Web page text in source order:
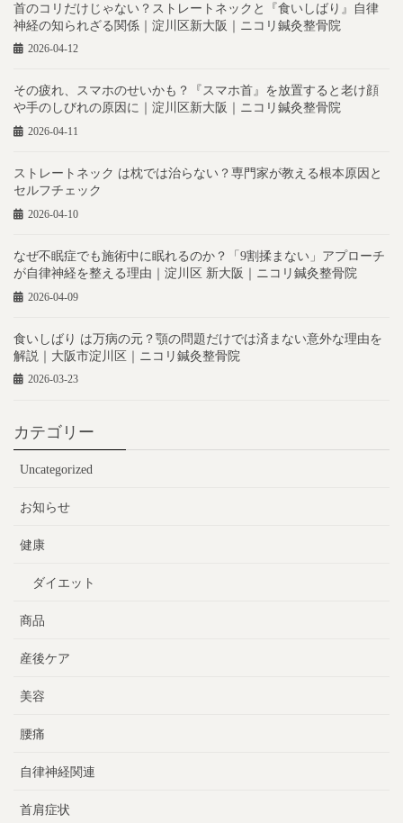
首のコリだけじゃない？ストレートネックと『食いしばり』自律
神経の知られざる関係｜淀川区新大阪｜ニコリ鍼灸整骨院
2026-04-12
その疲れ、スマホのせいかも？『スマホ首』を放置すると老け顔
や手のしびれの原因に｜淀川区新大阪｜ニコリ鍼灸整骨院
2026-04-11
ストレートネック は枕では治らない？専門家が教える根本原因と
セルフチェック
2026-04-10
なぜ不眠症でも施術中に眠れるのか？「9割揉まない」アプローチ
が自律神経を整える理由｜淀川区 新大阪｜ニコリ鍼灸整骨院
2026-04-09
食いしばり は万病の元？顎の問題だけでは済まない意外な理由を
解説｜大阪市淀川区｜ニコリ鍼灸整骨院
2026-03-23
カテゴリー
Uncategorized
お知らせ
健康
ダイエット
商品
産後ケア
美容
腰痛
自律神経関連
首肩症状